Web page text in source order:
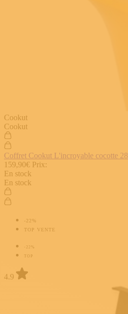
Cookut
Cookut
Coffret Cookut L'incroyable cocotte
159,90€ Prix:
En stock
En stock
-22%
TOP VENTE
-22%
TOP
4.9